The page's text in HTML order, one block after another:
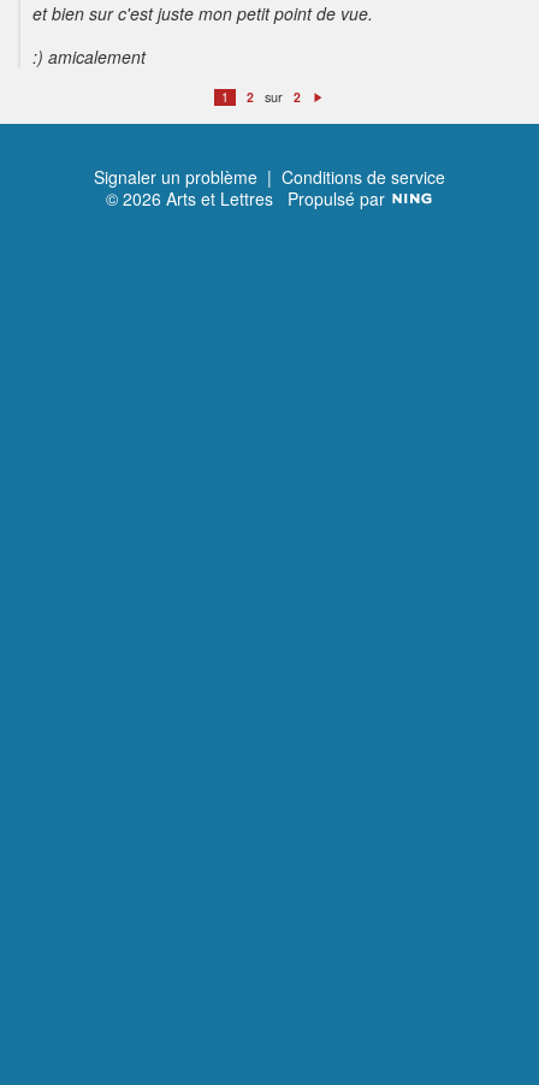
et bien sur c'est juste mon petit point de vue.
:) amicalement
1 2 sur 2
ui
t
Signaler un problème | Conditions de service
© 2026 Arts et Lettres Propulsé par